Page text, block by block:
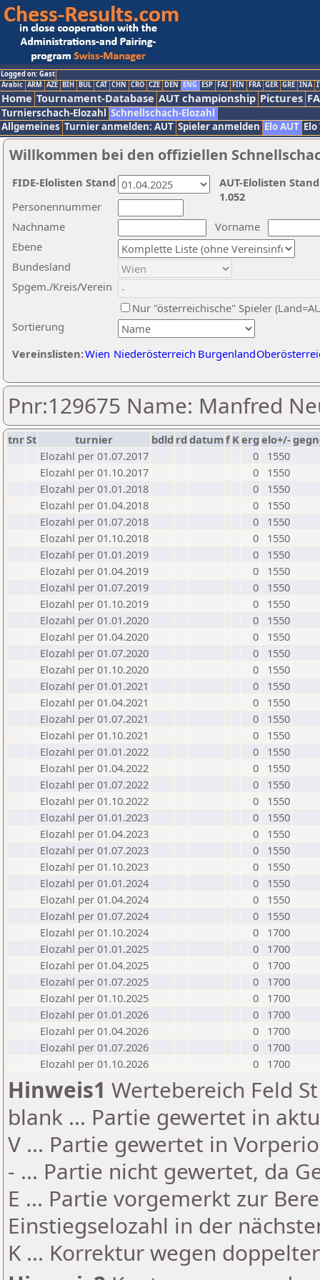
Logged on: Gast
Arabic ARM AZE BIH BUL CAT CHN CRO CZE DEN ENG ESP FAI FIN FRA GER GRE INA
Home Tournament-Database AUT championship Pictures
Turnierschach-Elozahl Schnellschach-Elozahl
Allgemeines Turnier anmelden: AUT Spieler anmelden Elo AUT
Willkommen bei den offiziellen
Nachname
Vorname
Ebene
Sortierung
Personennummer
Bundesland
Spgem./Kreis/Verein
Nur "österreichische" Spieler
Vereinslisten:Wien Niederösterreich Burgenland
AUT-Elolisten
1.052
FIDE-Elolisten Stand
Pnr:129675 Name: Manfred
tnrSt turnier bdld rd datumf Kerg elo+/-
Elozahl per 01.07.2017
0
1550
Elozahl per 01.10.2017
0
1550
Elozahl per 01.01.2018
0
1550
Elozahl per 01.04.2018
0
1550
Elozahl per 01.07.2018
0
1550
Elozahl per 01.10.2018
0
1550
Elozahl per 01.01.2019
0
1550
Elozahl per 01.04.2019
0
1550
Elozahl per 01.07.2019
0
1550
Elozahl per 01.10.2019
0
1550
Elozahl per 01.01.2020
0
1550
Elozahl per 01.04.2020
0
1550
Elozahl per 01.07.2020
0
1550
Elozahl per 01.10.2020
0
1550
Elozahl per 01.01.2021
0
1550
Elozahl per 01.04.2021
0
1550
Elozahl per 01.07.2021
0
1550
Elozahl per 01.10.2021
0
1550
Elozahl per 01.01.2022
0
1550
Elozahl per 01.04.2022
0
1550
Elozahl per 01.07.2022
0
1550
Elozahl per 01.10.2022
0
1550
Elozahl per 01.01.2023
0
1550
Elozahl per 01.04.2023
0
1550
Elozahl per 01.07.2023
0
1550
Elozahl per 01.10.2023
0
1550
Elozahl per 01.01.2024
0
1550
Elozahl per 01.04.2024
0
1550
Elozahl per 01.07.2024
0
1550
Elozahl per 01.10.2024
0
1700
Elozahl per 01.01.2025
0
1700
Elozahl per 01.04.2025
0
1700
Elozahl per 01.07.2025
0
1700
Elozahl per 01.10.2025
0
1700
Elozahl per 01.01.2026
0
1700
Elozahl per 01.04.2026
0
1700
Elozahl per 01.07.2026
0
1700
Elozahl per 01.10.2026
0 1700
Hinweis1 Wertebereich Feld
blank ... Partie gewertet in
V ... Partie gewertet in
- ... Partie nicht gewertet, da
E ... Partie vorgemerkt zur
Einstiegselozahl in der
K ... Korrektur wegen